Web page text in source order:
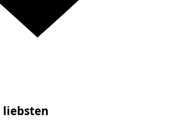
liebsten